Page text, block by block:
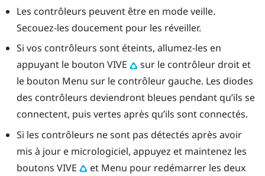
Les contrôleurs peuvent être en mode veille.
Secouez-les doucement pour les réveiller.
Si vos contrôleurs sont éteints, allumez-les en
appuyant le bouton VIVE
sur le contrôleur droit et
le bouton Menu sur le contrôleur gauche. Les diodes
des contrôleurs deviendront bleues pendant qu’ils se
connectent, puis vertes après qu’ils sont connectés.
Si les contrôleurs ne sont pas détectés après avoir
mis à jour e micrologiciel, appuyez et maintenez les
boutons VIVE et Menu pour redémarrer les deux